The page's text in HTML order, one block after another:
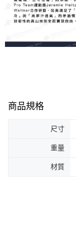
商品規格
尺寸
重量
材質